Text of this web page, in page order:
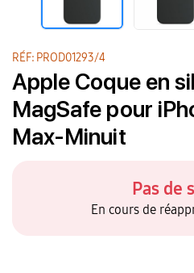
RÉF: PROD01293/4
Apple Coque en
MagSafe pour
Max-Minuit
Pas de
En cours de